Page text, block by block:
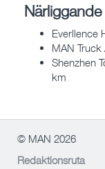
Everllence
MAN
Shenzhen
km
© MAN 2026
Redaktionsruta